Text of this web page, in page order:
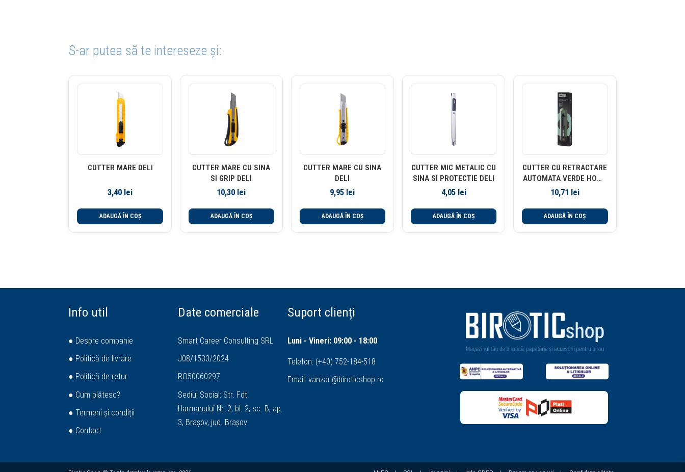
S-ar putea să te intereseze și:
CUTTER MARE DELI
3,40 lei
ADAUGĂ ÎN COȘ
CUTTER MARE CU SINA
SI GRIP DELI
10,30 lei
ADAUGĂ ÎN COȘ
CUTTER MARE CU SINA
DELI
9,95 lei
ADAUGĂ ÎN COȘ
CUTTER MIC METALIC CU
SINA SI PROTECTIE DELI
4,05 lei
ADAUGĂ ÎN COȘ
CUTTER CU RETRACTARE
AUTOMATA VERDE HOME
SERIES DELI
10,71 lei
ADAUGĂ ÎN COȘ
Info util
● Despre companie
● Politică de livrare
● Politică de retur
● Cum plătesc?
● Termeni și condiții
● Contact
Date comerciale
Smart Career Consulting SRL
J08/1533/2024
RO50060297
Sediul Social: Str. Fdt.
Harmanului Nr. 2, bl. 2, sc. B, ap.
3, Brașov, jud. Brașov
Suport clienți
Luni - Vineri: 09:00 - 18:00
Telefon: (+40) 752-184-518
Email:vanzari@biroticshop.ro